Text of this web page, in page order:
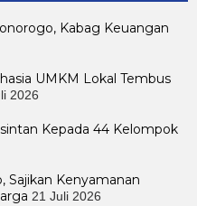
Kabag Keuangan
UMKM Lokal Tembus
2026
Kepada 44 Kelompok
Sajikan Kenyamanan
21 Juli 2026